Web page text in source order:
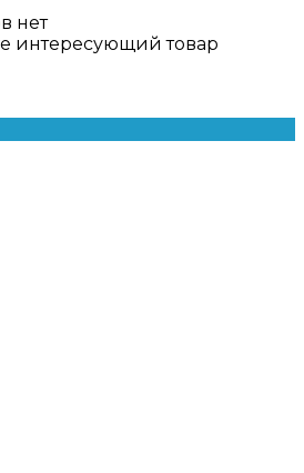
нет
интересующий товар